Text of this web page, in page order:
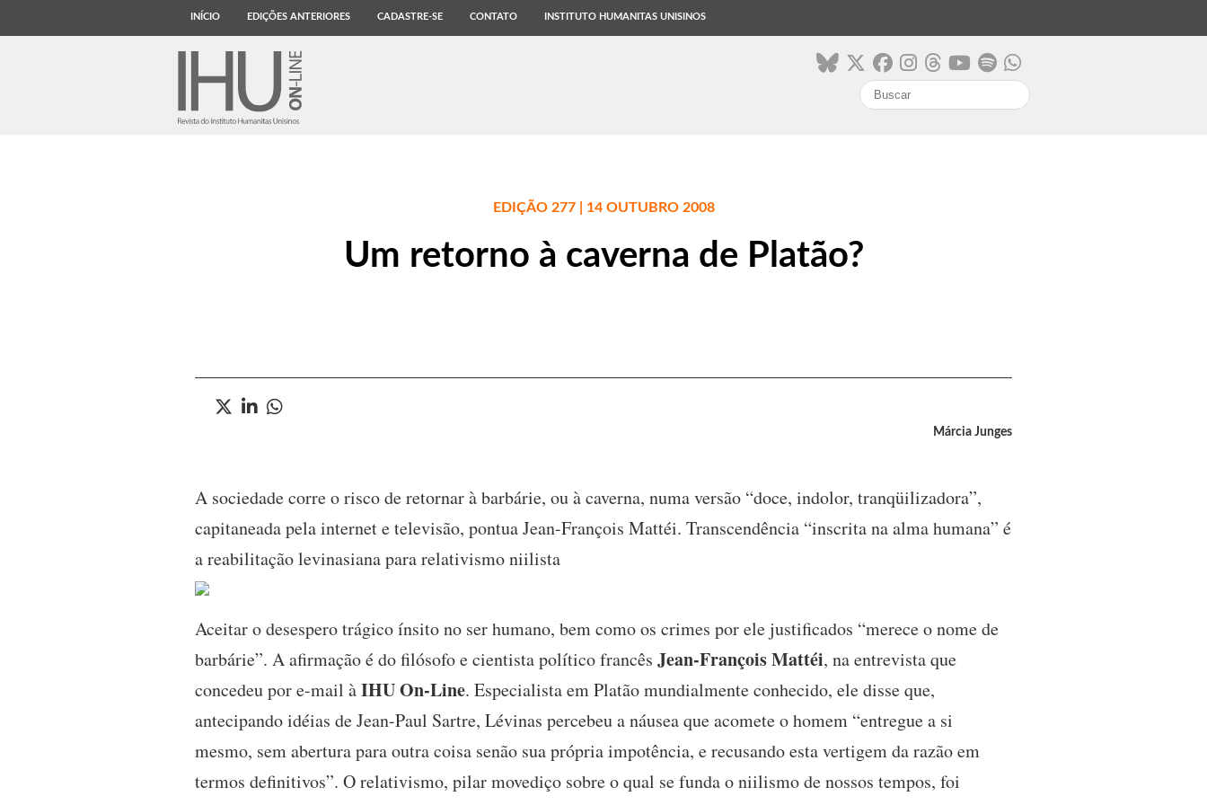
INÍCIO EDIÇÕES ANTERIORES CADASTRE-SE CONTATO INSTITUTO HUMANITAS UNISINOS
search
EDIÇÃO 277 | 14 OUTUBRO 2008
Um retorno à caverna de Platão?
Márcia Junges
A sociedade corre o risco de retornar à barbárie, ou à caverna, numa versão “doce, indolor, tranqüilizadora”,
capitaneada pela internet e televisão, pontua Jean-François Mattéi. Transcendência “inscrita na alma humana” é
a reabilitação levinasiana para relativismo niilista
Aceitar o desespero trágico ínsito no ser humano, bem como os crimes por ele justificados “merece o nome de
barbárie”. A afirmação é do filósofo e cientista político francês Jean-François Mattéi, na entrevista que
concedeu por e-mail àIHU On-Line. Especialista em Platão mundialmente conhecido, ele disse que,
antecipando idéias de Jean-Paul Sartre, Lévinas percebeu a náusea que acomete o homem “entregue a si
mesmo, sem abertura para outra coisa senão sua própria impotência, e recusando esta vertigem da razão em
termos definitivos”. O relativismo, pilar movediço sobre o qual se funda o niilismo de nossos tempos, foi